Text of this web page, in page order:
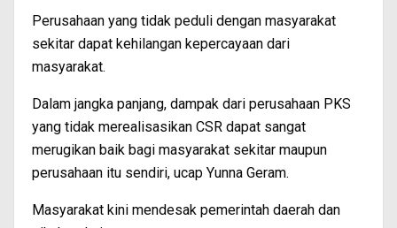
Perusahaan yang tidak peduli dengan masyarakat
sekitar dapat kehilangan kepercayaan dari
masyarakat.
Dalam jangka panjang, dampak dari perusahaan PKS
yang tidak merealisasikan CSR dapat sangat
merugikan baik bagi masyarakat sekitar maupun
perusahaan itu sendiri, ucap Yunna Geram.
Masyarakat kini mendesak pemerintah daerah dan